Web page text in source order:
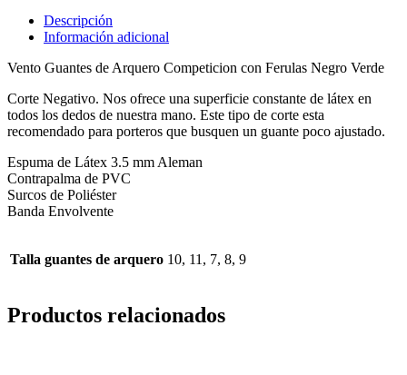
Descripción
Información adicional
Vento Guantes de Arquero Competicion con Ferulas Negro Verde
Corte Negativo. Nos ofrece una superficie constante de látex en
todos los dedos de nuestra mano. Este tipo de corte esta
recomendado para porteros que busquen un guante poco ajustado.
Espuma de Látex 3.5 mm Aleman
Contrapalma de PVC
Surcos de Poliéster
Banda Envolvente
Talla guantes de arquero 10, 11, 7, 8, 9
Productos relacionados